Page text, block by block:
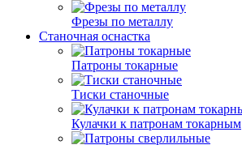
Фрезы по металлу
Станочная оснастка
Патроны токарные
Тиски станочные
Кулачки к патронам токарным